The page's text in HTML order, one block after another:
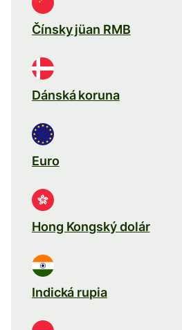
Čínsky jüan RMB
Dánská koruna
Euro
Hong Kongský dolár
Indická rupia